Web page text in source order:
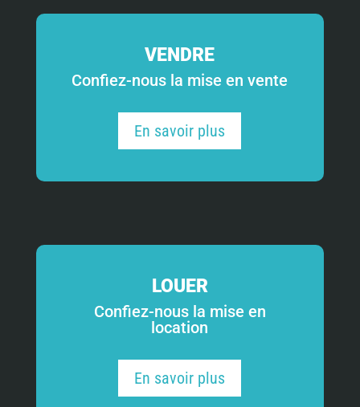
VENDRE
Confiez-nous la mise en vente
En savoir plus
LOUER
Confiez-nous la mise en
location
En savoir plus